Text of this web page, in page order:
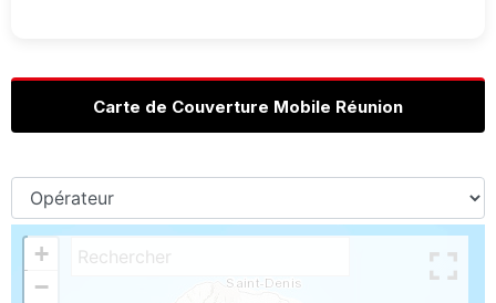
Carte de Couverture Mobile Réunion